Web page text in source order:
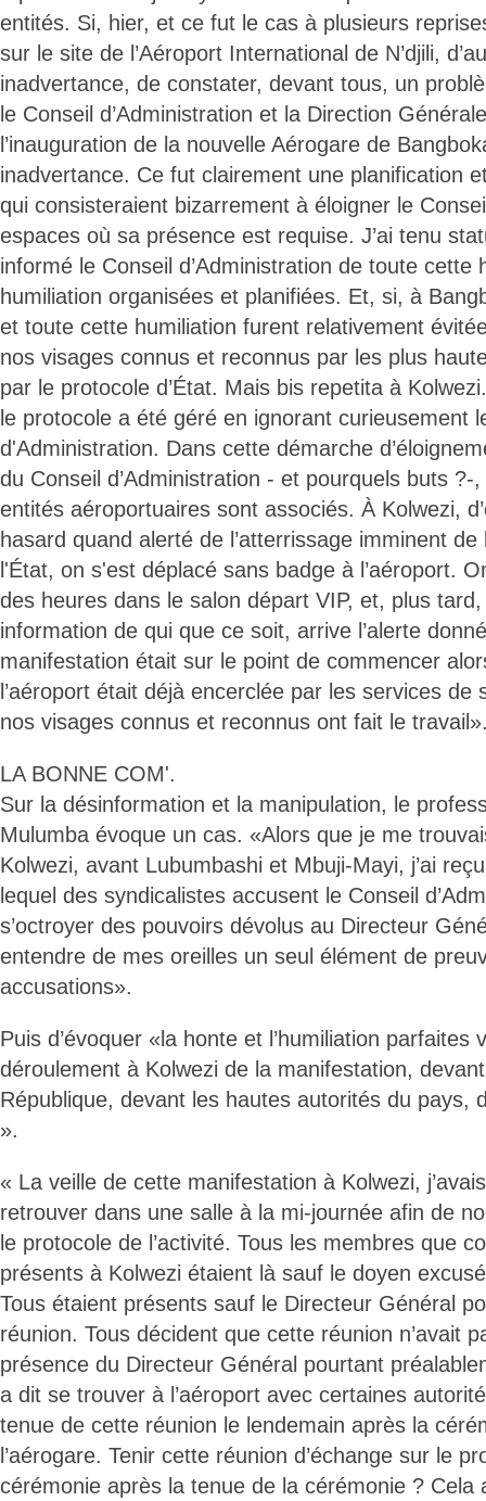
entités. Si, hier, et ce fut le cas à plusieurs
sur le site de l’Aéroport International de N’djili,
inadvertance, de constater, devant tous, un
le Conseil d’Administration et la Direction
l’inauguration de la nouvelle Aérogare de
inadvertance. Ce fut clairement une planification
qui consisteraient bizarrement à éloigner le
espaces où sa présence est requise. J’ai tenu
informé le Conseil d’Administration de toute
humiliation organisées et planifiées. Et, si, à
et toute cette humiliation furent relativement
nos visages connus et reconnus par les plus
par le protocole d’État. Mais bis repetita à
le protocole a été géré en ignorant curieusement
d'Administration. Dans cette démarche
du Conseil d’Administration - et pourquels buts ?-
entités aéroportuaires sont associés. À Kolwezi,
hasard quand alerté de l’atterrissage imminent de
l'État, on s'est déplacé sans badge à l’aéroport.
des heures dans le salon départ VIP, et, plus
information de qui que ce soit, arrive l’alerte
manifestation était sur le point de commencer
l’aéroport était déjà encerclée par les services de
nos visages connus et reconnus ont fait le
LA BONNE COM'.
Sur la désinformation et la manipulation, le
Mulumba évoque un cas. «Alors que je me
Kolwezi, avant Lubumbashi et Mbuji-Mayi, j’ai
lequel des syndicalistes accusent le Conseil
s’octroyer des pouvoirs dévolus au Directeur
entendre de mes oreilles un seul élément de
accusations».
Puis d’évoquer «la honte et l’humiliation parfaites
déroulement à Kolwezi de la manifestation,
République, devant les hautes autorités du pays,
».
« La veille de cette manifestation à Kolwezi,
retrouver dans une salle à la mi-journée afin de
le protocole de l’activité. Tous les membres que
présents à Kolwezi étaient là sauf le doyen
Tous étaient présents sauf le Directeur Général
réunion. Tous décident que cette réunion n’avait
présence du Directeur Général pourtant
a dit se trouver à l’aéroport avec certaines
tenue de cette réunion le lendemain après la
l’aérogare. Tenir cette réunion d’échange sur le
cérémonie après la tenue de la cérémonie ? Cela